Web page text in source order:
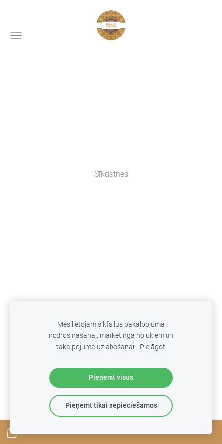
Sīkdatnes
Mēs lietojam sīkfailus pakalpojuma
nodrošināšanai, mārketinga nolūkiem un
pakalpojuma uzlabošanai. Pielāgot
Pieņemt visus
Pieņemt tikai nepieciešamos